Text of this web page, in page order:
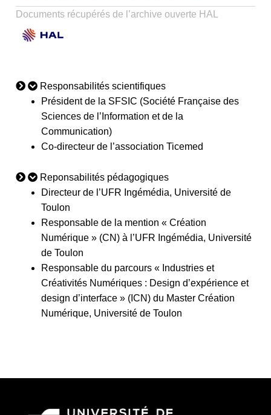
Documents récupérés de l’archive ouverte HAL
Responsabilités scientifiques
Président de la SFSIC (Société Française des
Sciences de l’Information et de la
Communication)
Co-directeur de l’association Ticemed
Reponsabilités pédagogiques
Directeur de l’UFR Ingémédia, Université de
Toulon
Responsable de la mention « Création
Numérique » (CN) à l’UFR Ingémédia, Université
de Toulon
Responsable du parcours « Industries et
Créativités Numériques : Design d’expérience et
design d’interface » (ICN) du Master Création
Numérique, Université de Toulon